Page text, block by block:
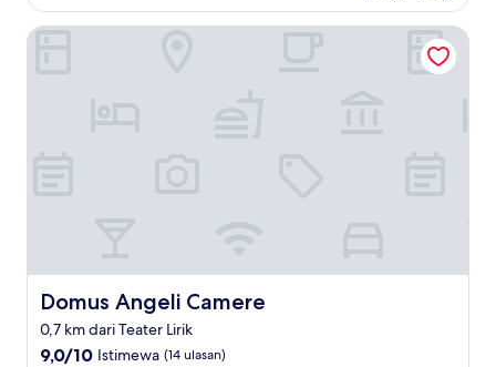
Domus Angeli Camere
Domus Angeli Camere
0,7 km dari Teater Lirik
9.0
9,0/10 Istimewa (14 ulasan)
Domus Angeli Camere